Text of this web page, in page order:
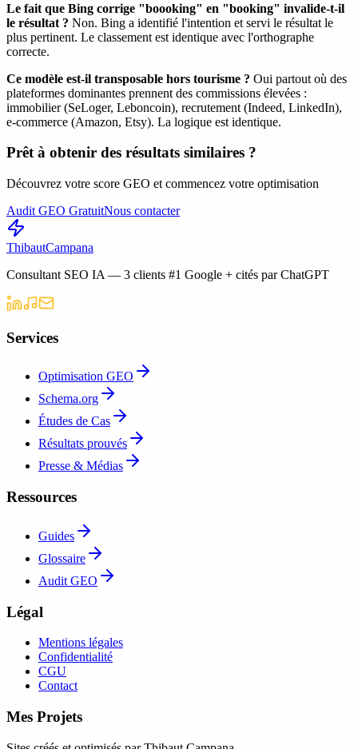
Le fait que Bing corrige "boooking" en "booking" invalide-t-il
le résultat ? Non. Bing a identifié l'intention et servi le résultat le
plus pertinent. Le classement est identique avec l'orthographe
correcte.
Ce modèle est-il transposable hors tourisme ? Oui partout où des
plateformes dominantes prennent des commissions élevées :
immobilier (SeLoger, Leboncoin), recrutement (Indeed, LinkedIn),
e-commerce (Amazon, Etsy). La logique est identique.
Prêt à obtenir des résultats similaires ?
Découvrez votre score GEO et commencez votre optimisation
Audit GEO GratuitNous contacter
ThibautCampana
Consultant SEO IA — 3 clients #1 Google + cités par ChatGPT
Services
Optimisation GEO
Schema.org
Études de Cas
Résultats prouvés
Presse & Médias
Ressources
Guides
Glossaire
Audit GEO
Légal
Mentions légales
Confidentialité
CGU
Contact
Mes Projets